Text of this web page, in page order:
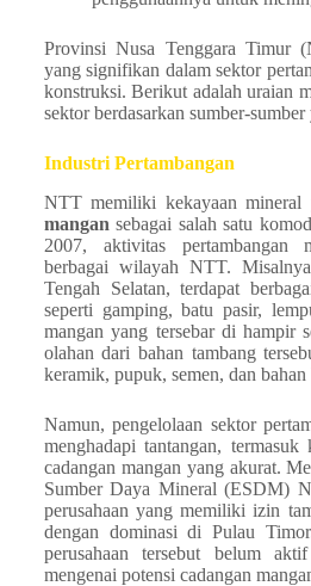
Provinsi Nusa Tenggara Timur
yang signifikan dalam sektor
konstruksi. Berikut adalah uraian
sektor berdasarkan sumber-sumber
Industri Pertambangan
NTT memiliki kekayaan mineral
mangan sebagai salah satu
2007, aktivitas pertambangan
berbagai wilayah NTT.
Tengah Selatan, terdapat
seperti gamping, batu pasir,
mangan yang tersebar di hampir
olahan dari bahan tambang
keramik, pupuk, semen, dan
Namun, pengelolaan sektor
menghadapi tantangan, termasuk
cadangan mangan yang akurat.
Sumber Daya Mineral (ESDM)
perusahaan yang memiliki izin
dengan dominasi di Pulau
perusahaan tersebut belum
mengenai potensi cadangan